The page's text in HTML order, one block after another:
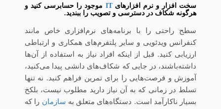
سخت افزار و نرم افزارهایIT موجود را حسابرسی کنید و
هرگونه شکاف در دسترسی و تصویب را ببندید.
سطح راحتی را با برنامه‌های نرم‌افزاری خاص مانند
کنفرانس ویدئویی و سایر پلتفرم‌های همکاری و ارتباطی
ارزیابی کنید. قبل از اینکه افراد نیاز به استفاده از آن‌ها
داشته‌باشند، در جایی که شکاف‌های دانشی پیدا می‌کنید،
آموزش و فرصت‌هایی را برای تمرین فراهم کنید. نه تنها
تسلط در زمانی که به آن نیاز دارید مطلوب نیست، بلکخ
بسیار ناکارآمد است. دستگاه‌های متعلق به سازمان را که